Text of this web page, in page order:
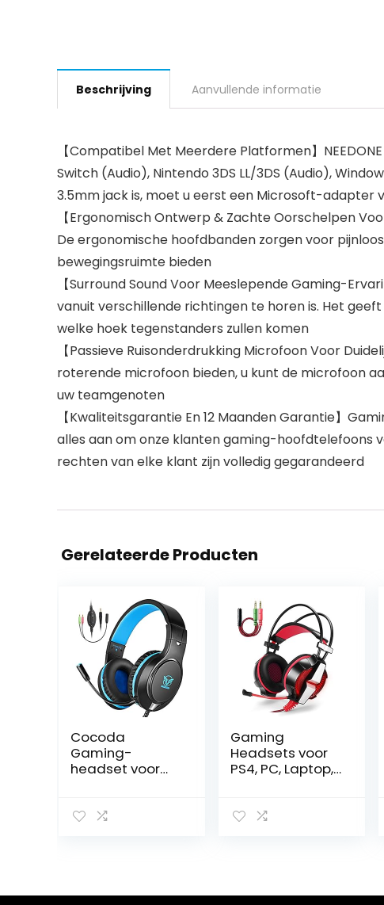
Beschrijving Aanvullende informatie
【Compatibel Met Meerdere Platformen】
Switch (Audio), Nintendo 3DS LL/3DS (Audio),
3.5mm jack is, moet u eerst een Microsoft-adapter
【Ergonomisch Ontwerp & Zachte Oorschelpen
De ergonomische hoofdbanden zorgen voor
bewegingsruimte bieden
【Surround Sound Voor Meeslepende Gaming-
vanuit verschillende richtingen te horen is. Het
welke hoek tegenstanders zullen komen
【Passieve Ruisonderdrukking Microfoon Voor
roterende microfoon bieden, u kunt de microfoon
uw teamgenoten
【Kwaliteitsgarantie En 12 Maanden Garantie】
alles aan om onze klanten gaming-hoofdtelefoons
rechten van elke klant zijn volledig gegarandeerd
Gerelateerde Producten
Cocoda
Gaming-
headset voor
ruisonderdrukkin
en
Gaming
Headsets voor
PS4, PC, Laptop,
voor oor GS700